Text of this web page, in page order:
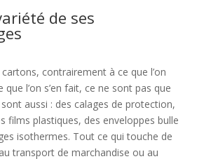
de ses
contrairement à ce que l’on
que l’on s’en fait, ce ne sont pas que
aussi : des calages de protection,
films plastiques, des enveloppes bulle
isothermes. Tout ce qui touche de
transport de marchandise ou au